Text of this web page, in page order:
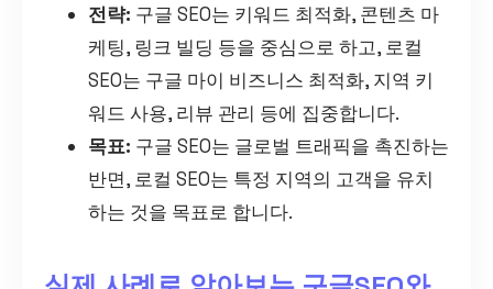
전략: 구글 SEO는 키워드 최적화, 콘텐츠 마
케팅, 링크 빌딩 등을 중심으로 하고, 로컬
SEO는 구글 마이 비즈니스 최적화, 지역 키
워드 사용, 리뷰 관리 등에 집중합니다.
목표: 구글 SEO는 글로벌 트래픽을 촉진하는
반면, 로컬 SEO는 특정 지역의 고객을 유치
하는 것을 목표로 합니다.